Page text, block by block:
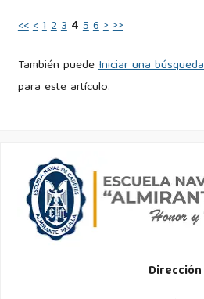
<<<123 4 56>>>
También puedeIniciar una
para este artículo.
Dirección